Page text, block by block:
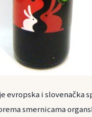
evropska i slovenačka
smernicama